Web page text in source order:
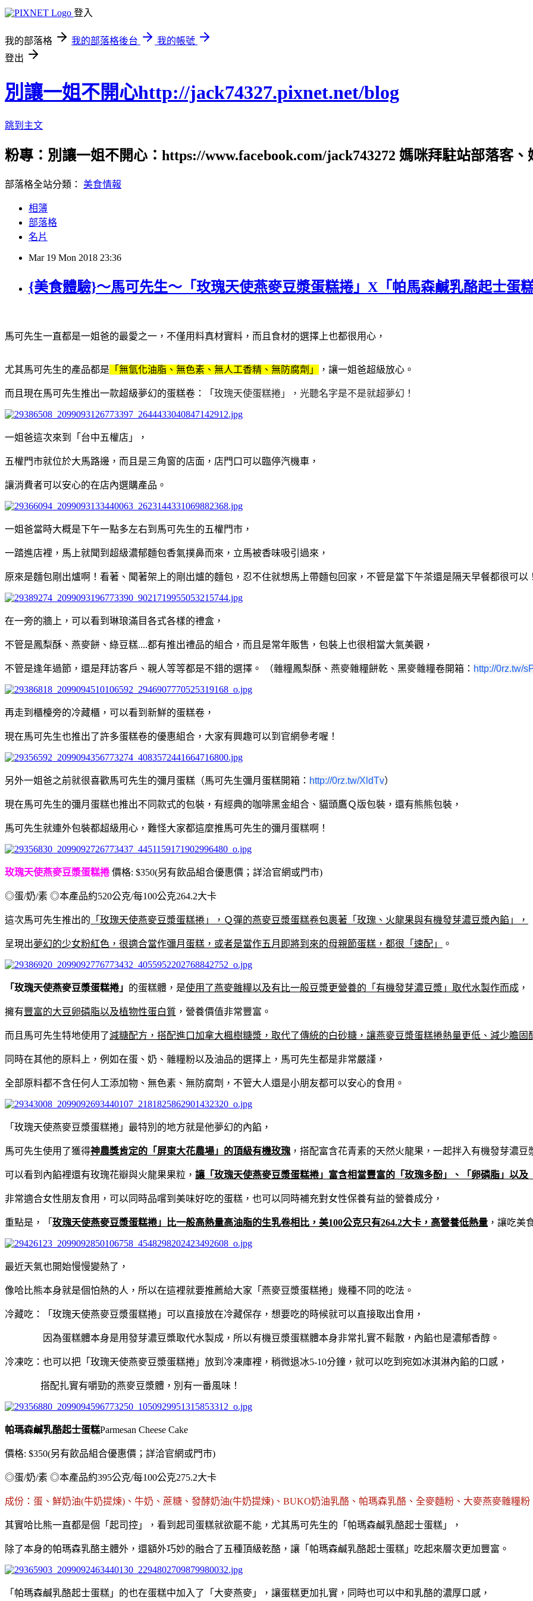
登入
我的部落格 我的部落格後台
我的帳號
登出
別讓一姐不開心http://jack74327.pixnet.net/blog
跳到主文
粉專：別讓一姐不開心：https://www.facebook.com/jack743272 媽咪拜駐站部落客
部落格全站分類： 美食情報
相簿
部落格
名片
Mar 19 Mon 2018 23:36
{美食體驗}～馬可先生～「玫瑰天使燕麥豆漿蛋糕捲」X「帕馬森鹹乳酪起士蛋
馬可先生一直都是一姐爸的最愛之一，不僅用料真材實料，而且食材的選擇上也都很用心，
尤其馬可先生的產品都是 「無氫化油脂、無色素、無人工香精、無防腐劑」 ，讓一姐爸超級放心。
而且現在馬可先生推出一款超級夢幻的蛋糕卷：「 玫瑰天使蛋糕捲」，光聽名字是不是就超夢幻！
一姐爸這次來到「台中五權店」，
五權門市就位於大馬路邊，而且是三角窗的店面，店門口可以臨停汽機車，
讓消費者可以安心的在店內選購產品。
一姐爸當時大概是下午一點多左右到馬可先生的五權門市，
一踏進店裡，馬上就聞到超級濃郁麵包香氣撲鼻而來，立馬被香味吸引過來，
原來是麵包剛出爐啊！看著、聞著架上的剛出爐的麵包，忍不住就想馬上帶麵包回家，不管是當下午茶還是隔天早餐都很可以！
在一旁的牆上，可以看到琳琅滿目各式各樣的禮盒，
不管是鳳梨酥、燕麥餅、綠豆糕....都有推出禮品的組合，而且是常年販售，包裝上也很相當大氣美觀，
不管是逢年過節，還是拜訪客戶、親人等等都是不錯的選擇。 （雜糧鳳梨酥、燕麥雜糧餅乾、黑麥雜糧卷開箱： http://0rz.tw/
再走到櫃檯旁的冷藏櫃，可以看到新鮮的蛋糕卷，
現在馬可先生也推出了許多蛋糕卷的優惠組合，大家有興趣可以到官網參考喔！
另外一姐爸之前就很喜歡馬可先生的彌月蛋糕（馬可先生彌月蛋糕開箱： http://0rz.tw/XldTv）
現在馬可先生的彌月蛋糕也推出不同款式的包裝，有經典的咖啡黑金組合、貓頭鷹Ｑ版包裝，還有熊熊包裝，
馬可先生就連外包裝都超級用心，難怪大家都這麼推馬可先生的彌月蛋糕啊！
玫瑰天使燕麥豆漿蛋糕捲價格: $350(另有飲品組合優惠價；詳洽官網或門市)
◎蛋/奶/素 ◎本產品約520公克/每100公克264.2大卡
這次馬可先生推出的 「玫瑰天使燕麥豆漿蛋糕捲」，Ｑ彈的燕麥豆漿蛋糕卷包裹著「玫瑰、火龍果與有機發芽濃豆漿內餡」，
呈現出夢幻的少女粉紅色，很適合當作彌月蛋糕，或者是當作五月即將到來的母親節蛋糕，都很「速配」 。
「玫瑰天使燕麥豆漿蛋糕捲」 的蛋糕體，是使用了燕麥雜糧以及有比一般豆漿更營養的「有機發芽濃豆漿」取代水製作而成 ，
擁有豐富的大豆卵磷脂以及植物性蛋白質 ，營養價值非常豐富。
而且馬可先生特地使用了減糖配方，搭配進口加拿大楓樹糖漿，取代了傳統的白砂糖，讓燕麥豆漿蛋糕捲熱量更低、減少膽固
同時在其他的原料上，例如在蛋、奶、雜糧粉以及油品的選擇上，馬可先生都是非常嚴謹，
全部原料都不含任何人工添加物、無色素、無防腐劑，不管大人還是小朋友都可以安心的食用。
「玫瑰天使燕麥豆漿蛋糕捲」最特別的地方就是他夢幻的內餡，
馬可先生使用了獲得神農獎肯定的「屏東大花農場」的頂級有機玫瑰 ，搭配富含花青素的天然火龍果，一起拌入有機發芽濃豆
可以看到內餡裡還有玫瑰花瓣與火龍果果粒， 讓「玫瑰天使燕麥豆漿蛋糕捲」富含相當豐富的「玫瑰多酚」、「卵磷脂」以及
非常適合女性朋友食用，可以同時品嚐到美味好吃的蛋糕，也可以同時補充對女性保養有益的營養成分，
重點是，「 玫瑰天使燕麥豆漿蛋糕捲」比一般高熱量高油脂的生乳卷相比，美100公克只有264.2大卡，高營養低熱量 ，讓吃美
最近天氣也開始慢慢變熱了，
像哈比熊本身就是個怕熱的人，所以在這裡就要推薦給大家「燕麥豆漿蛋糕捲」幾種不同的吃法。
冷藏吃：「玫瑰天使燕麥豆漿蛋糕捲」可以直接放在冷藏保存，想要吃的時候就可以直接取出食用，
因為蛋糕體本身是用發芽濃豆槳取代水製成，所以有機豆漿蛋糕體本身非常扎實不鬆散，內餡也是濃郁香醇。
冷凍吃：也可以把「玫瑰天使燕麥豆漿蛋糕捲」放到冷凍庫裡，稍微退冰5-10分鐘，就可以吃到宛如冰淇淋內餡的口感，
搭配扎實有嚼勁的燕麥豆漿體，別有一番風味！
帕瑪森鹹乳酪起士蛋糕Parmesan Cheese Cake
價格: $350(另有飲品組合優惠價；詳洽官網或門市)
◎蛋/奶/素 ◎本產品約395公克/每100公克275.2大卡
成份：蛋、鮮奶油(牛奶提煉)、牛奶、蔗糖、發酵奶油(牛奶提煉)、BUKO奶油乳酪、帕瑪森乳酪、全麥麵粉、大麥燕麥雜糧
其實哈比熊一直都是個「起司控」，看到起司蛋糕就欲罷不能，尤其馬可先生的「帕瑪森鹹乳酪起士蛋糕」，
除了本身的帕瑪森乳酪主體外，還額外巧妙的融合了五種頂級乾酪，讓「帕瑪森鹹乳酪起士蛋糕」吃起來層次更加豐富。
「帕瑪森鹹乳酪起士蛋糕」的也在蛋糕中加入了「大麥燕麥」，讓蛋糕更加扎實，同時也可以中和乳酪的濃厚口感，